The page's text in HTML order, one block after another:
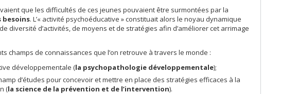
que les difficultés de ces jeunes pouvaient être surmontées par la
besoins. L’« activité psychoéducative » constituait alors le noyau dynamique
diversité d’activités, de moyens et de stratégies afin d’améliorer cet arrimage
champs de connaissances que l’on retrouve à travers le monde :
développementale (la psychopathologie développementale);
d’études pour concevoir et mettre en place des stratégies efficaces à la
(la science de la prévention et de l’intervention).